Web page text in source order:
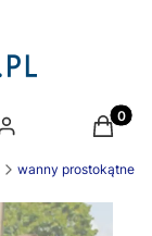
wanny prostokątne